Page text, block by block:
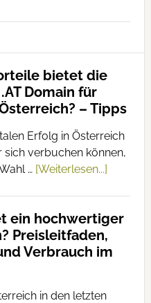
bietet die
Domain für
– Tipps
Erfolg in Österreich
verbuchen können,
… [Weiterlesen...]
ein hochwertiger
Preisleitfaden,
Verbrauch im
in den letzten